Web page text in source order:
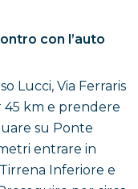
con l’auto
Lucci, Via Ferraris
45 km e prendere
su Ponte
entrare in
Tirrena Inferiore e